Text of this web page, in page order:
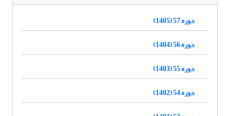
دوره 57 (1405)
دوره 56 (1404)
دوره 55 (1403)
دوره 54 (1402)